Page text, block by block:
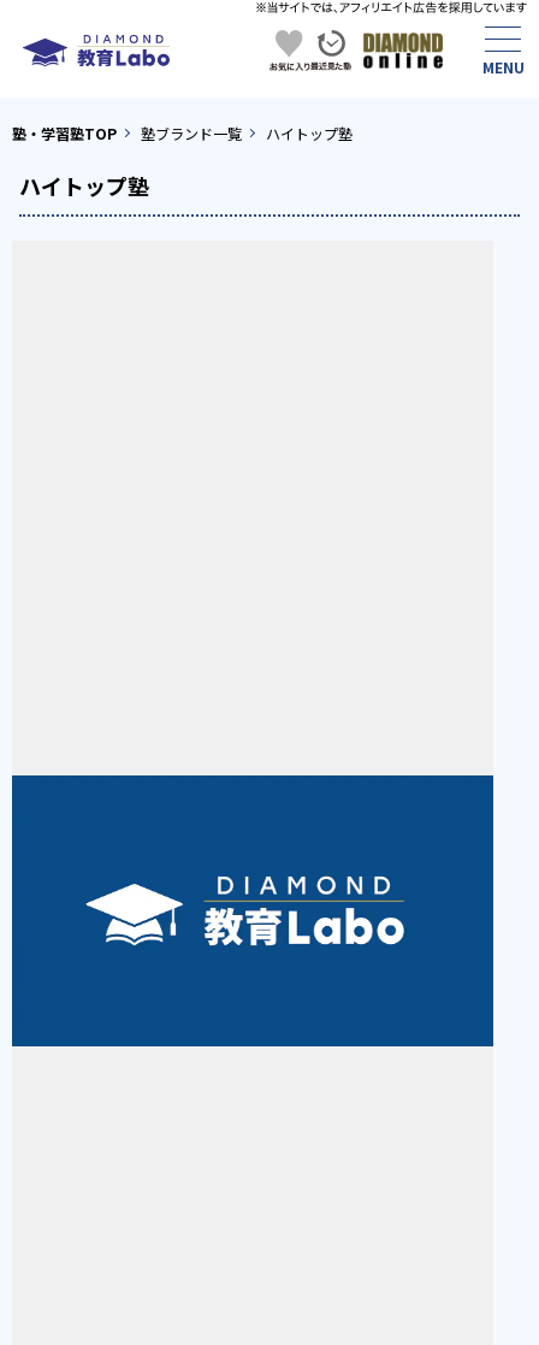
塾・学習塾TOP 塾ブランド一覧 ハイトップ塾
ハイトップ塾